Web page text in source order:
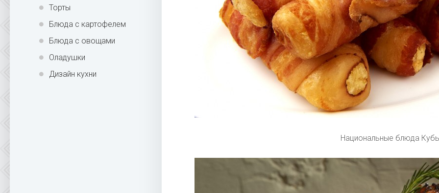
Торты
Блюда с картофелем
Блюда с овощами
Оладушки
Дизайн кухни
Национальные блюда